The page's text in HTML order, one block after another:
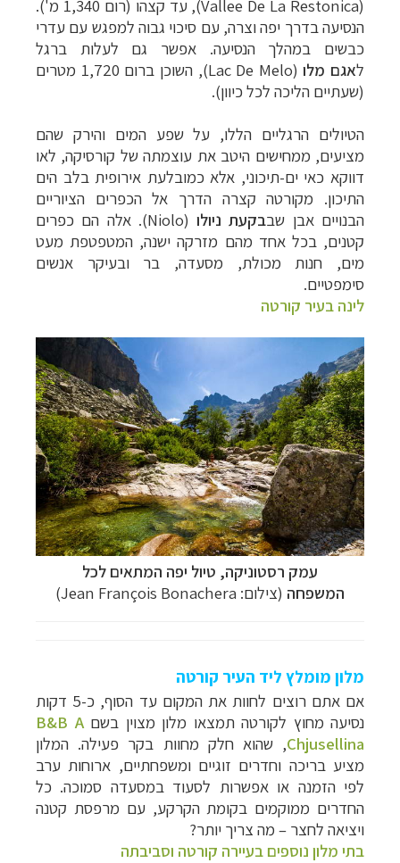
(
Vallee De La Restonica
), עד קצהו (רום 1,340 מ').
הנסיעה בדרך יפה וצרה, עם סיכוי גבוה למפגש עם עדרי
כבשים במהלך הנסיעה. אפשר גם לעלות ברגל
לאגם מלו(
Lac De Melo
), השוכן ברום 1,720 מטרים
(שעתיים הליכה לכל כיוון).
הטיולים הרגליים הללו, על שפע המים והירק שהם
מציעים, ממחישים היטב את עוצמתה של קורסיקה, לאו
דווקא כאי ים-תיכוני, אלא כמובלעת אירופית בלב הים
התיכון. מקורטה קצרה הדרך אל הכפרים הציוריים
הבנויים אבן שבבקעת ניולו(
Niolo). אלה הם כפרים
קטנים, בכל אחד מהם מזרקה ישנה, המטפטפת מעט
מים, חנות מכולת, מסעדה, בר ובעיקר אנשים
סימפטיים.
לינה בעיר קורטה
עמק רסטוניקה, טיול יפה המתאים לכל
המשפחה (צילום: Jean François Bonachera
)
מלון מומלץ ליד העיר קורטה
אם אתם רוצים לחוות את המקום עד הסוף, כ-5 דקות
נסיעה מחוץ לקורטה תמצאו מלון מצוין בשםB&B A
Chjusellina, שהוא חלק מחוות בקר פעילה. המלון
מציע בריכה וחדרים זוגיים ומשפחתיים, ארוחות ערב
לפי הזמנה או אפשרות לסעוד במסעדה סמוכה. כל
החדרים ממוקמים בקומת הקרקע, עם מרפסת קטנה
ויציאה לחצר – מה צריך יותר?
בתי מלון נוספים בעיירה קורטה וסביבתה